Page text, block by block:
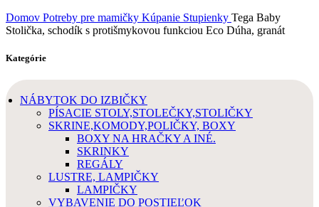
Domov Potreby pre mamičky Kúpanie Stupienky Tega Baby
Stolička, schodík s protišmykovou funkciou Eco Dúha, granát
Kategórie
NÁBYTOK DO IZBIČKY
PÍSACIE STOLY,STOLEČKY,STOLIČKY
SKRINE,KOMODY,POLIČKY, BOXY
BOXY NA HRAČKY A INÉ.
SKRINKY
REGÁLY
LUSTRE, LAMPIČKY
LAMPIČKY
VYBAVENIE DO POSTIEĽOK